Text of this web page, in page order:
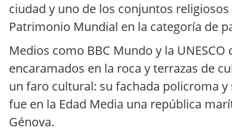
ciudad y uno de los conjuntos
Patrimonio Mundial en la categoría de
Medios como BBC Mundo y la
encaramados en la roca y terrazas de
un faro cultural: su fachada policroma
fue en la Edad Media una república
Génova.